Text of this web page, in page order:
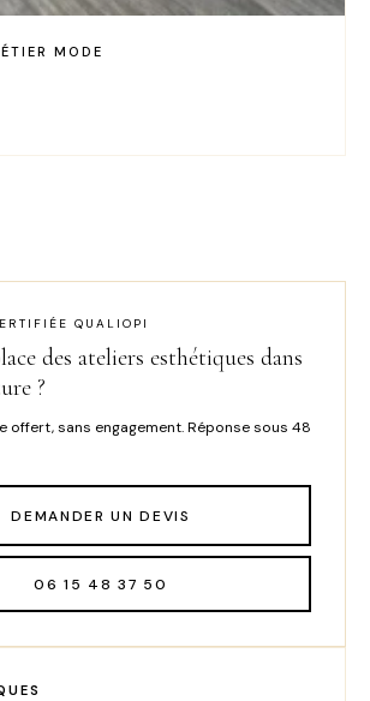
MODE
QUALIOPI
des ateliers esthétiques dans
?
offert, sans engagement. Réponse sous 48
DEMANDER UN DEVIS
06 15 48 37 50